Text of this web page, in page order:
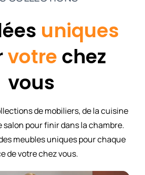
uniques
votre chez
vous
de mobiliers, de la cuisine
salon pour finir dans la chambre.
meubles uniques pour chaque
de votre chez vous.